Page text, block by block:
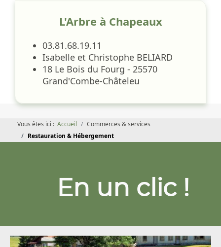
L'Arbre à Chapeaux
03.81.68.19.11
Isabelle et Christophe BELIARD
18 Le Bois du Fourg - 25570
Grand'Combe-Châteleu
Vous êtes ici : Accueil
Commerces & services
Restauration & Hébergement
En un clic !